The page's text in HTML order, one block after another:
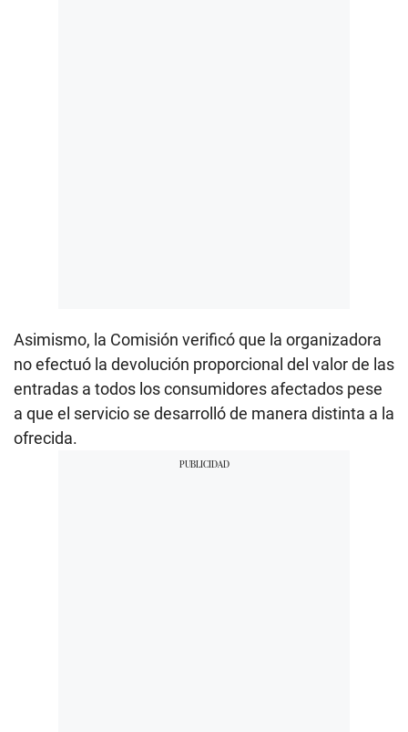
Asimismo, la Comisión verificó que la organizadora
no efectuó la devolución proporcional del valor de las
entradas a todos los consumidores afectados pese
a que el servicio se desarrolló de manera distinta a la
ofrecida.